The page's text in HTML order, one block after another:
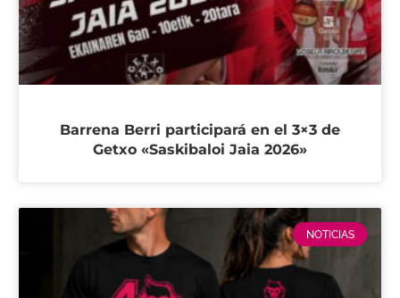
Barrena Berri participará en el 3×3 de
Getxo «Saskibaloi Jaia 2026»
NOTICIAS